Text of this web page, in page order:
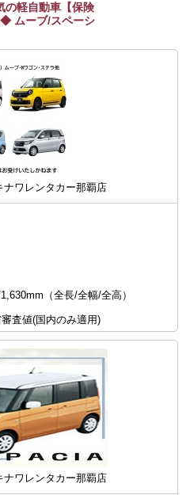
軽自動車【保険
ムーブ/スペーシ
ナワレンタカー那覇店
（全長/全幅/全高）
査値(国内のみ適用)
ナワレンタカー那覇店